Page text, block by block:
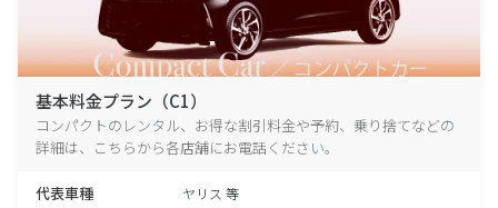
基本料金プラン（C1）
コンパクトのレンタル、お得な割引料金や予約、乗り捨てなどの
詳細は、こちらから各店舗にお電話ください。
代表車種 ヤリス 等